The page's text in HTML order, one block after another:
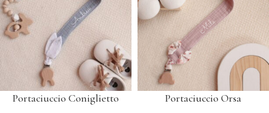
Portaciuccio Coniglietto Portaciuccio Orsa